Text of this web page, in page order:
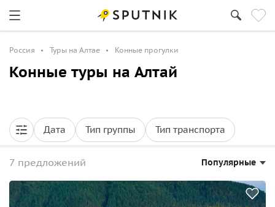
Россия Туры на Алтае Конные прогулки
Конные туры на Алтай
Дата Тип группы Тип транспорта
7 предложений Популярные